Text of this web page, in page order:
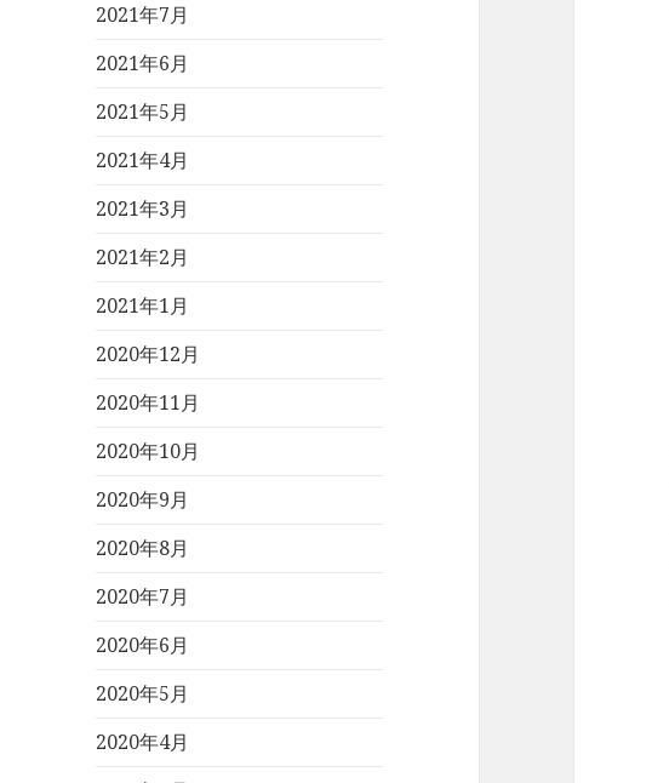
2021年7月
2021年6月
2021年5月
2021年4月
2021年3月
2021年2月
2021年1月
2020年12月
2020年11月
2020年10月
2020年9月
2020年8月
2020年7月
2020年6月
2020年5月
2020年4月